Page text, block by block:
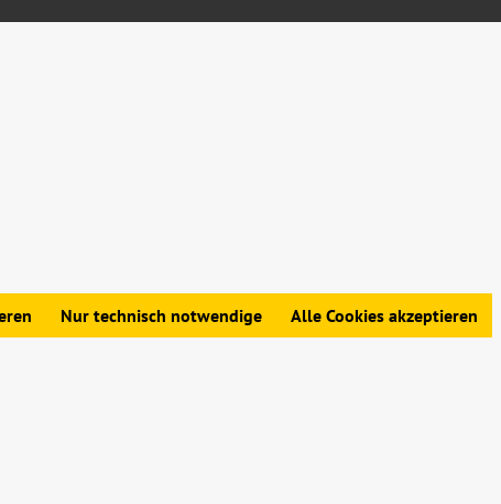
|Widerrufsbelehrung|Datenschutz|Impressum
Nur technisch notwendige Alle Cookies akzeptieren